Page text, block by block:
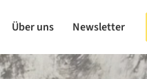
Über uns Newsletter